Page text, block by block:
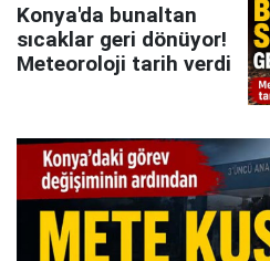
Konya'da bunaltan
sıcaklar geri dönüyor!
Meteoroloji tarih verdi